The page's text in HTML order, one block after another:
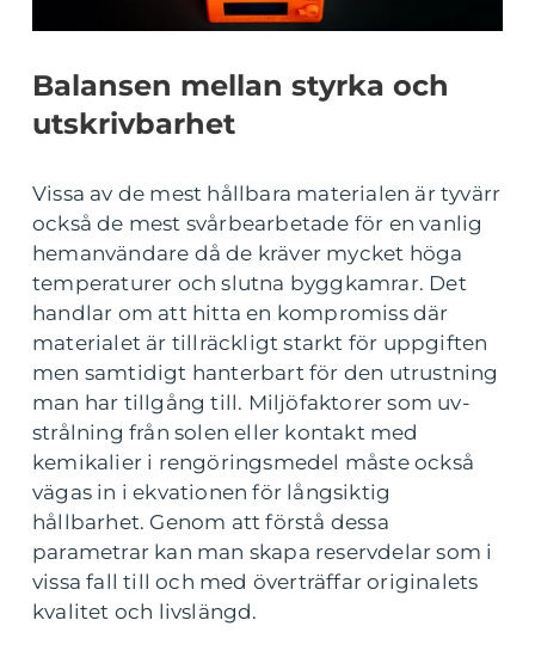
Balansen mellan styrka och
utskrivbarhet
Vissa av de mest hållbara materialen är tyvärr
också de mest svårbearbetade för en vanlig
hemanvändare då de kräver mycket höga
temperaturer och slutna byggkamrar. Det
handlar om att hitta en kompromiss där
materialet är tillräckligt starkt för uppgiften
men samtidigt hanterbart för den utrustning
man har tillgång till. Miljöfaktorer som uv-
strålning från solen eller kontakt med
kemikalier i rengöringsmedel måste också
vägas in i ekvationen för långsiktig
hållbarhet. Genom att förstå dessa
parametrar kan man skapa reservdelar som i
vissa fall till och med överträffar originalets
kvalitet och livslängd.